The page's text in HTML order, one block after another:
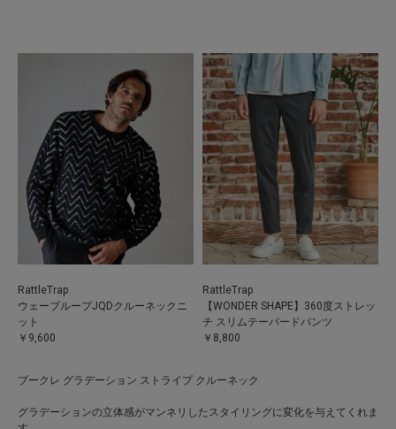
RattleTrap
ウェーブループJQDクルーネックニ
ット
￥9,600
RattleTrap
【WONDER SHAPE】360度ストレッ
チ スリムテーパードパンツ
￥8,800
ブークレ グラデーション ストライプ クルーネック
グラデーションの立体感がマンネリしたスタイリングに変化を与えてくれま